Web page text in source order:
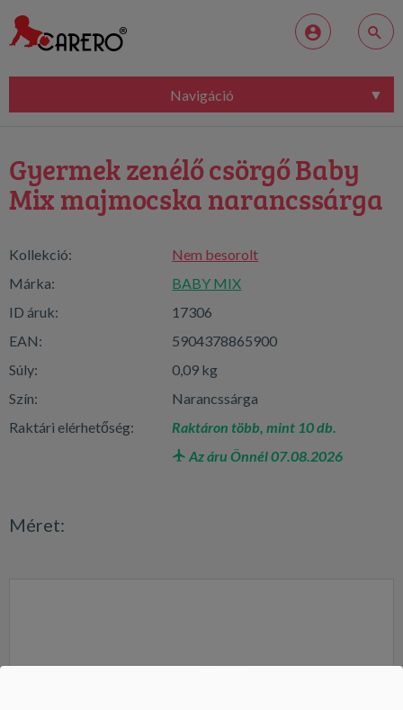
Navigáció
Gyermek zenélő csörgő Baby
Mix majmocska narancssárga
Kollekció:
Nem besorolt
Márka:
BABY MIX
ID áruk:
17306
EAN:
5904378865900
Súly:
0,09 kg
Szín:
Narancssárga
Raktári elérhetőség:
Raktáron több, mint 10 db.
Az áru Önnél 07.08.2026
Méret: